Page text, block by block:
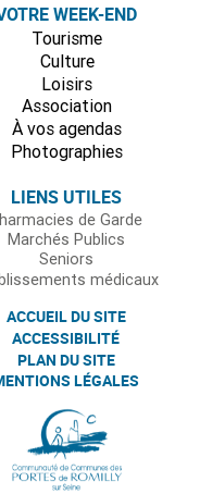
WEEK-END
Tourisme
Culture
Loisirs
Association
À vos agendas
Photographies
LIENS UTILES
de Garde
Marchés Publics
Seniors
médicaux
ACCUEIL DU SITE
ACCESSIBILITÉ
PLAN DU SITE
LÉGALES